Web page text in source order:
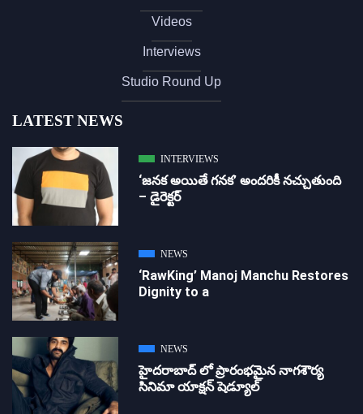
Videos
Interviews
Studio Round Up
LATEST NEWS
INTERVIEWS
‘జ‌న‌క అయితే గ‌న‌క‌’ అందరికీ నచ్చుతుంది
– డైరెక్ట‌ర్
NEWS
‘RawKing’ Manoj Manchu Restores
Dignity to a
NEWS
హైదరాబాద్ లో ప్రారంభమైన నాగశౌర్య
సినిమా యాక్షన్ షెడ్యూల్